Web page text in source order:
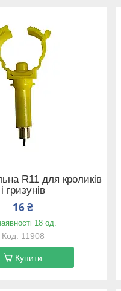
R11 для кроликів
і гризунів
16 ₴
18 од.
11908
Купити